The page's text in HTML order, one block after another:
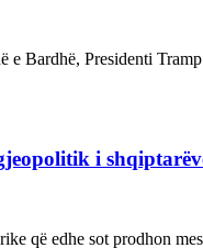
Bardhë, Presidenti
i
që edhe sot prodhon